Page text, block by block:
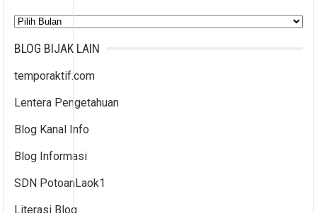
Arsip
BLOG BIJAK LAIN
temporaktif.com
Lentera Pengetahuan
Blog Kanal Info
Blog Informasi
SDN PotoanLaok1
Literasi Blog